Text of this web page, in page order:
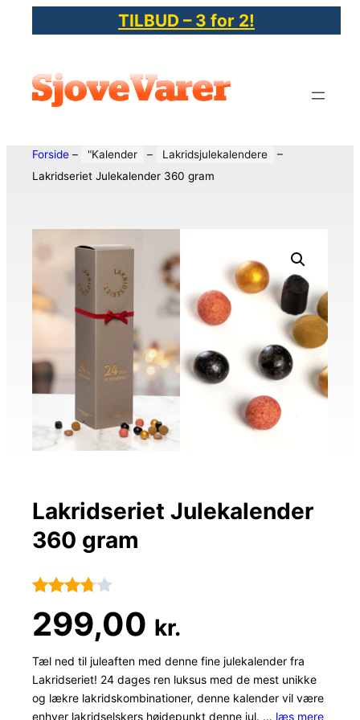
TILBUD – 3 for 2!
Forside – "Kalender – Lakridsjulekalendere
–
Lakridseriet Julekalender 360 gram
Lakridseriet Julekalender
360 gram
som
3.7 ud
af 5
baseret
299,00 kr.
Tæl ned til juleaften med denne fine julekalender fra
Lakridseriet! 24 dages ren luksus med de mest unikke
og lækre lakridskombinationer, denne kalender vil være
enhver lakridselskers højdepunkt denne jul. … læs mere